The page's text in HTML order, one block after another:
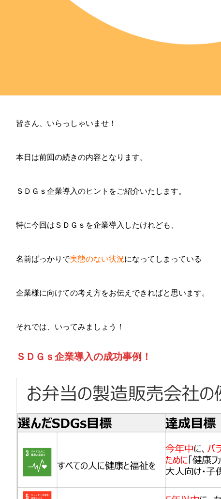
皆さん、いらっしゃいませ！
本日は前回の続きの内容となります。
ＳＤＧｓ企業導入のヒントをご紹介いたします。
特に今回はＳＤＧｓを企業導入したけれども、
名前ばっかりで実態のない状況になってしまっている
企業様に向けての考え方をお伝えできればと思います。
それでは、いってみましょう！
ＳＤＧｓ企業導入の成功事例！